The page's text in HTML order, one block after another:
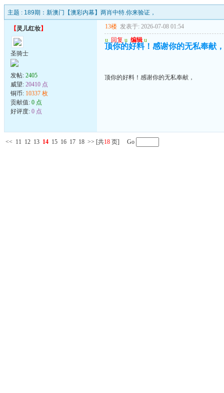
主题 : 189期：新澳门【澳彩内幕】两肖中特.你来验证，
【灵儿红妆】
圣骑士
发帖: 2405
威望: 20410 点
铜币: 10337 枚
贡献值: 0 点
好评度: 0 点
13楼 发表于: 2026-07-08 01:54
u 回复 u 编辑 u
顶你的好料！感谢你的无私奉献，
顶你的好料！感谢你的无私奉献，
<< 11 12 13 14 15 16 17 18 >> [共18 页] Go